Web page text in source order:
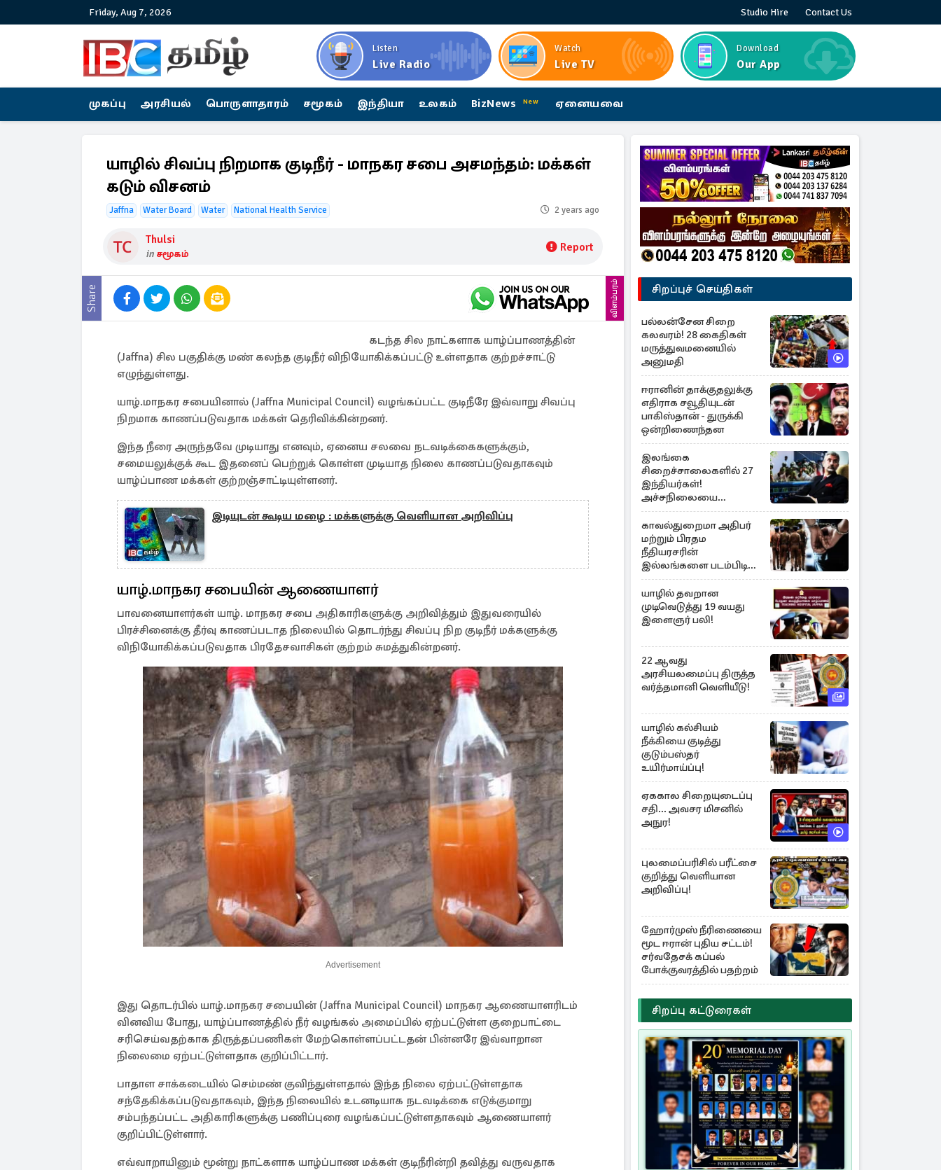
Friday, Aug 7, 2026 Studio Hire Contact Us
Listen
Live Radio
Watch
Live TV
Download
Our App
முகப்பு அரசியல் பொருளாதாரம் சமூகம் இந்தியா உலகம் BizNews New ஏனையவை
யாழில் சிவப்பு நிறமாக குடிநீர் - மாநகர சபை அசமந்தம்: மக்கள்
கடும் விசனம்
Jaffna Water Board Water National Health Service 2 years ago
Thulsi
in சமூகம் Report
Share விளம்பரம்
கடந்த சில நாட்களாக யாழ்ப்பாணத்தின்
(Jaffna) சில பகுதிக்கு மண் கலந்த குடிநீர் விநியோகிக்கப்பட்டு உள்ளதாக குற்றச்சாட்டு
எழுந்துள்ளது.
யாழ்.மாநகர சபையினால் (Jaffna Municipal Council) வழங்கப்பட்ட குடிநீரே இவ்வாறு சிவப்பு
நிறமாக காணப்படுவதாக மக்கள் தெரிவிக்கின்றனர்.
இந்த நீரை அருந்தவே முடியாது எனவும், ஏனைய சலவை நடவடிக்கைகளுக்கும்,
சமையலுக்குக் கூட இதனைப் பெற்றுக் கொள்ள முடியாத நிலை காணப்படுவதாகவும்
யாழ்ப்பாண மக்கள் குற்றஞ்சாட்டியுள்ளனர்.
இடியுடன் கூடிய மழை : மக்களுக்கு வெளியான அறிவிப்பு
யாழ்.மாநகர சபையின் ஆணையாளர்
பாவனையாளர்கள் யாழ். மாநகர சபை அதிகாரிகளுக்கு அறிவித்தும் இதுவரையில்
பிரச்சினைக்கு தீர்வு காணப்படாத நிலையில் தொடர்ந்து சிவப்பு நிற குடிநீர் மக்களுக்கு
விநியோகிக்கப்படுவதாக பிரதேசவாசிகள் குற்றம் சுமத்துகின்றனர்.
Advertisement
இது தொடர்பில் யாழ்.மாநகர சபையின் (Jaffna Municipal Council) மாநகர ஆணையாளரிடம்
வினவிய போது, யாழ்ப்பாணத்தில் நீர் வழங்கல் அமைப்பில் ஏற்பட்டுள்ள குறைபாட்டை
சரிசெய்வதற்காக திருத்தப்பணிகள் மேற்கொள்ளப்பட்டதன் பின்னரே இவ்வாறான
நிலைமை ஏற்பட்டுள்ளதாக குறிப்பிட்டார்.
பாதாள சாக்கடையில் செம்மண் குவிந்துள்ளதால் இந்த நிலை ஏற்பட்டுள்ளதாக
சந்தேகிக்கப்படுவதாகவும், இந்த நிலையில் உடனடியாக நடவடிக்கை எடுக்குமாறு
சம்பந்தப்பட்ட அதிகாரிகளுக்கு பணிப்புரை வழங்கப்பட்டுள்ளதாகவும் ஆணையாளர்
குறிப்பிட்டுள்ளார்.
எவ்வாறாயினும் மூன்று நாட்களாக யாழ்ப்பாண மக்கள் குடிநீரின்றி தவித்து வருவதாக
சிறப்புச் செய்திகள்
பல்லன்சேன சிறை
கலவரம்! 28 கைதிகள்
மருத்துவமனையில்
அனுமதி
ஈரானின் தாக்குதலுக்கு
எதிராக சவூதியுடன்
பாகிஸ்தான் - துருக்கி
ஒன்றிணைந்தன
இலங்கை
சிறைச்சாலைகளில் 27
இந்தியர்கள்!
அச்சநிலையை
மையப்படுத்தி
ஜெயசங்கர் அறிக்கை
காவல்துறைமா அதிபர்
மற்றும் பிரதம
நீதியரசரின்
இல்லங்களை படம்பிடித்த
சந்தேக நபர் கைது!
யாழில் தவறான
முடிவெடுத்து 19 வயது
இளைஞர் பலி!
22 ஆவது
அரசியலமைப்பு திருத்த
வர்த்தமானி வெளியீடு!
யாழில் கல்சியம்
நீக்கியை குடித்து
குடும்பஸ்தர்
உயிர்மாய்ப்பு!
ஏககால சிறையுடைப்பு
சதி... அவசர மிசனில்
அநுர!
புலமைப்பரிசில் பரீட்சை
குறித்து வெளியான
அறிவிப்பு!
ஹோர்முஸ் நீரிணையை
மூட ஈரான் புதிய சட்டம்!
சர்வதேசக் கப்பல்
போக்குவரத்தில் பதற்றம்
சிறப்பு கட்டுரைகள்